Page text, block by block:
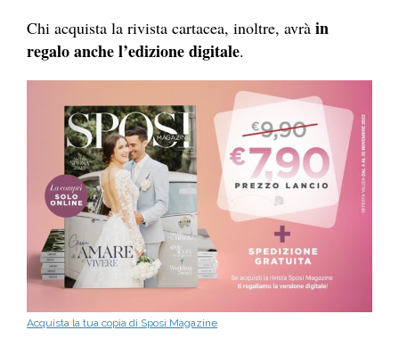
Chi acquista la rivista cartacea, inoltre, avrà in
regalo anche l’edizione digitale.
Acquista la tua copia di Sposi Magazine